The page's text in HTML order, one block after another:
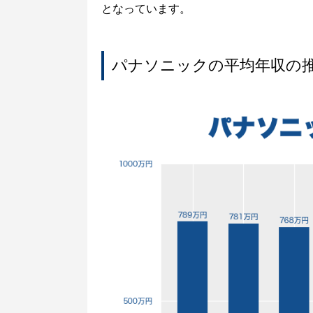
となっています。
パナソニックの平均年収の